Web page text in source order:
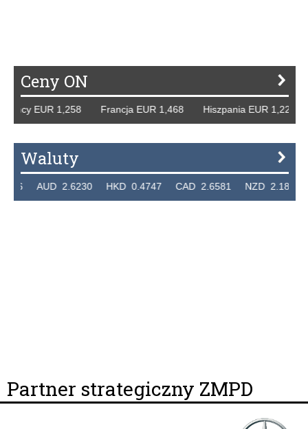
Ceny ON
EUR 1,258 Francja EUR 1,468 Hiszpania EUR
Waluty
AUD 2.6230 HKD 0.4747 CAD 2.6581 NZD
Partner strategiczny ZMPD